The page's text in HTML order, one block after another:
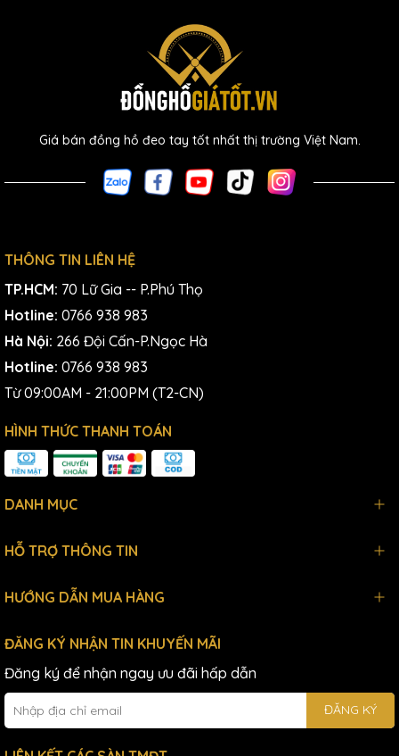
Giá bán đồng hồ đeo tay tốt nhất thị trường Việt Nam.
THÔNG TIN LIÊN HỆ
TP.HCM: 70 Lữ Gia -- P.Phú Thọ
Hotline: 0766 938 983
Hà Nội: 266 Đội Cấn-P.Ngọc Hà
Hotline: 0766 938 983
Từ 09:00AM - 21:00PM (T2-CN)
HÌNH THỨC THANH TOÁN
DANH MỤC
HỖ TRỢ THÔNG TIN
HƯỚNG DẪN MUA HÀNG
ĐĂNG KÝ NHẬN TIN KHUYẾN MÃI
Đăng ký để nhận ngay ưu đãi hấp dẫn
ĐĂNG KÝ